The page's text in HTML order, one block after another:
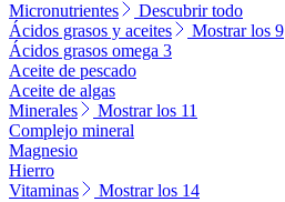
Micronutrientes
Descubrir todo
Ácidos grasos y aceites
Mostrar los 9
Ácidos grasos omega 3
Aceite de pescado
Aceite de algas
Minerales
Mostrar los 11
Complejo mineral
Magnesio
Hierro
Vitaminas
Mostrar los 14